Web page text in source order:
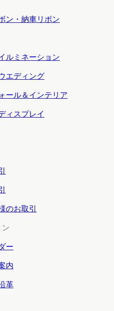
ン・納車リボン
ルミネーション
エディング
ール＆インテリア
ィスプレイ
のお取引
ン
ー
内
革